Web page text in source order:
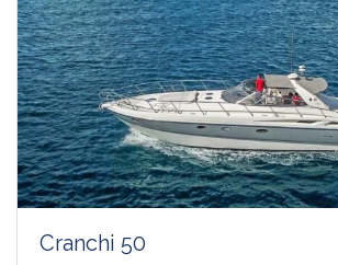
Cranchi 50